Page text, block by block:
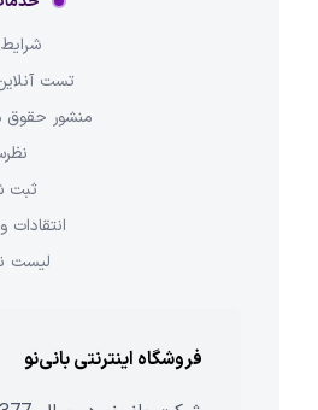
شرایط
تست
منشور حقوق
ثبت
انتقادات
لیست
فروشگاه اینترنتی بانی‌نو